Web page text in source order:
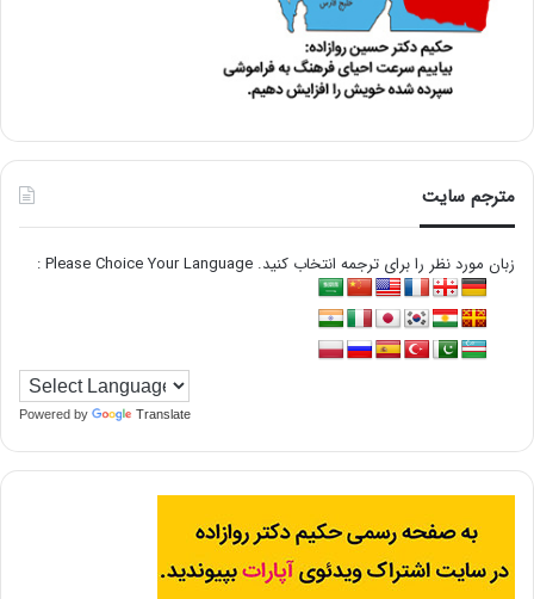
مترجم سایت
زبان مورد نظر را برای ترجمه انتخاب کنید. Please Choice Your Language :
Powered by Translate